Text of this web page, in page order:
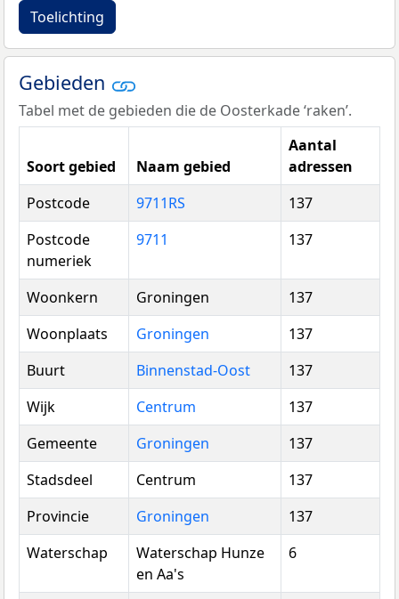
Toelichting
Gebieden
Tabel met de gebieden die de Oosterkade ‘raken’.
Soort gebied Naam gebied
Aantal
adressen
Postcode
9711RS
137
Postcode
numeriek
9711 137
Woonkern Groningen
137
Woonplaats
Groningen
137
Buurt
Binnenstad-Oost
137
Wijk
Centrum
137
Gemeente
Groningen
137
Stadsdeel
Centrum
137
Provincie
Groningen
137
Waterschap
Waterschap Hunze
en Aa's
6